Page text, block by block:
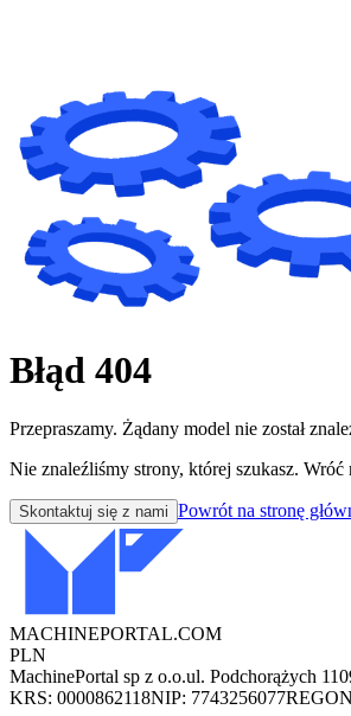
Błąd 404
Przepraszamy. Żądany model nie został
Nie znaleźliśmy strony, której szukasz. Wróć
Skontaktuj się z nami Powrót na stronę
MACHINEPORTAL.COM
PLN
MachinePortal sp z o.o.ul. Podchorążych 11
KRS: 0000862118NIP: 7743256077